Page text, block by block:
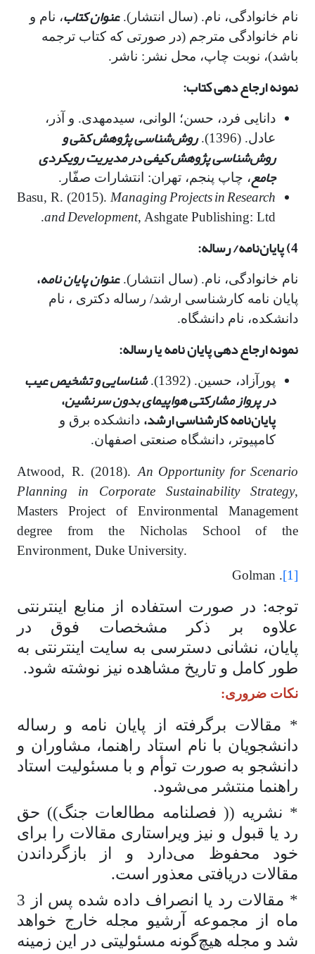
نام خانوادگی، نام. (سال انتشار).عنوان کتاب، نام و
نام خانوادگی مترجم (در صورتی که کتاب ترجمه
باشد)، نوبت چاپ، محل نشر: ناشر.
نمونه ارجاع دهی کتاب:
دانایی فرد، حسن؛ الوانی، سیدمهدی. و آذر،
عادل. (1396).
روش‌شناسی پژوهش کمّی و
روش‌شناسی پژوهش کیفی در مدیریت رویکردی
جامع، چاپ پنجم، تهران: انتشارات صفّار.
Basu, R. (2015). Managing Projects in Research
and Development, Ashgate Publishing: Ltd.
4) پایان‌نامه/ رساله:
نام خانوادگی، نام. (سال انتشار).عنوان پایان نامه،
پایان نامه کارشناسی ارشد/ رساله دکتری ، نام
دانشکده، نام دانشگاه.
نمونه ارجاع دهی پایان نامه یا رساله:
پورآزاد، حسین. (1392). شناسایی و تشخیص عیب
در پرواز مشارکتی هواپیمای بدون سرنشین،
پایان‌نامه کارشناسی ارشد، دانشکده برق و
کامپیوتر، دانشگاه صنعتی اصفهان.
Atwood, R. (2018).An Opportunity for Scenario
Planning in Corporate Sustainability Strategy,
Masters Project of Environmental Management
degree from the Nicholas School of the
Environment, Duke University.
[1]
. Golman
توجه: در صورت استفاده از منابع اینترنتی
علاوه بر ذکر مشخصات فوق در
پایان، نشانی دسترسی به سایت اینترنتی به
طور کامل و تاریخ مشاهده نیز نوشته شود.
نکات ضروری:
* مقالات برگرفته از پایان­ نامه و رساله
دانشجویان با نام استاد راهنما، مشاوران و
دانشجو به صورت توأم و با مسئولیت استاد
راهنما منتشر می­‌شود.
* نشریه (( فصلنامه مطالعات جنگ)) حق
رد یا قبول و نیز ویراستاری مقالات را برای
خود محفوظ می‌­دارد و از بازگرداندن
مقالات دریافتی معذور است.
* مقالات رد یا انصراف داده شده پس از 3
ماه از مجموعه آرشیو مجله خارج خواهد
شد و مجله هیچ­‌گونه مسئولیتی در این زمینه